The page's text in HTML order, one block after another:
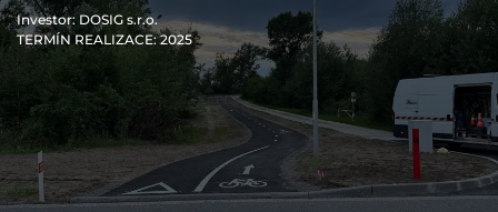
Investor: DOSIG s.r.o.
TERMÍN REALIZACE: 2025